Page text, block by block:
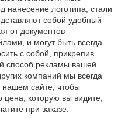
нанесение логотипа, стали
собой удобный
от документов
и могут быть всегда
с собой, прикрепив
способ рекламы вашей
компаний мы всегда
нашем сайте, чтобы
цена, которую вы видите,
при заказе.